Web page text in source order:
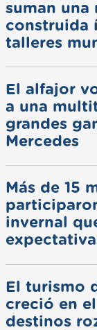
suman una
construida
talleres
El alfajor
a una
grandes
Mercedes
Más de 15
invernal
El turismo
creció en
destinos